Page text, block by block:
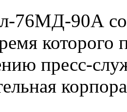
76МД-90А
пресс-